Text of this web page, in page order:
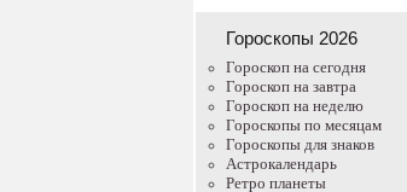
Гороскопы 2026
Гороскоп на сегодня
Гороскоп на завтра
Гороскоп на неделю
Гороскопы по месяцам
Гороскопы для знаков
Астрокалендарь
Ретро планеты